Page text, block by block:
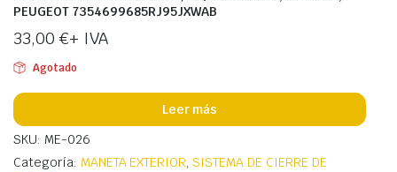
PEUGEOT 7354699685RJ95JXWAB
33,00 €+ IVA
Agotado
Leer más
SKU: ME-026
Categoría: MANETA EXTERIOR,SISTEMA DE CIERRE DE